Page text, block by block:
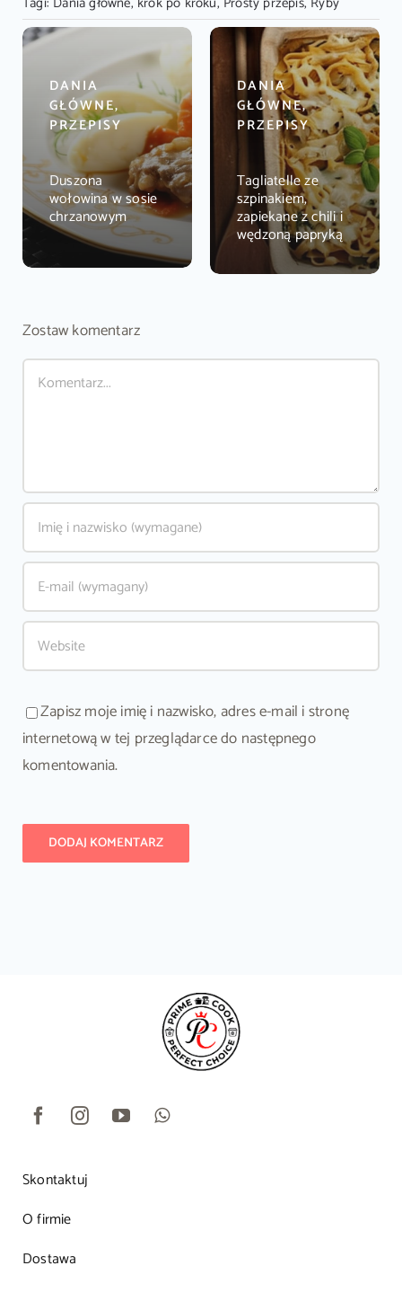
DANIA
GŁÓWNE,
PRZEPISY
Duszona
wołowina w sosie
chrzanowym
DANIA
GŁÓWNE,
PRZEPISY
Tagliatelle ze
szpinakiem,
zapiekane z chili i
wędzoną papryką
Zostaw komentarz
Comment
Zapisz moje imię i nazwisko, adres e-mail i stronę
internetową w tej przeglądarce do następnego
komentowania.
Skontaktuj
O firmie
Dostawa